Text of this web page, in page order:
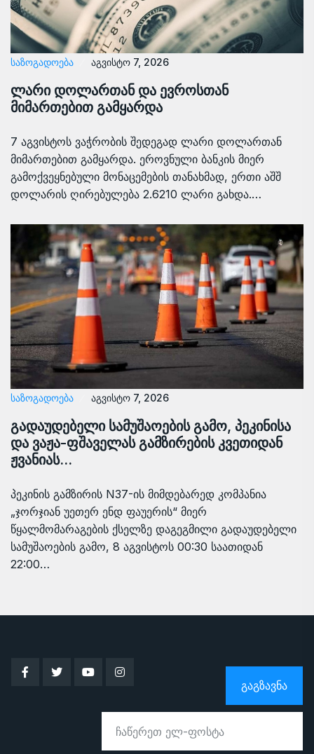
ᲡᲐᲖᲝᲒᲐᲓᲝᲔᲑᲐ აგვისტო 7, 2026
ლარი დოლართან და ევროსთან
მიმართებით გამყარდა
7 აგვისტოს ვაჭრობის შედეგად ლარი დოლართან
მიმართებით გამყარდა. ეროვნული ბანკის მიერ
გამოქვეყნებული მონაცემების თანახმად, ერთი აშშ
დოლარის ღირებულება 2.6210 ლარი გახდა.…
ᲡᲐᲖᲝᲒᲐᲓᲝᲔᲑᲐ აგვისტო 7, 2026
გადაუდებელი სამუშაოების გამო, პეკინისა
და ვაჟა-ფშაველას გამზირების კვეთიდან
ჟვანიას…
პეკინის გამზირის N37-ის მიმდებარედ კომპანია
„ჯორჯიან უეთერ ენდ ფაუერის“ მიერ
წყალმომარაგების ქსელზე დაგეგმილი გადაუდებელი
სამუშაოების გამო, 8 აგვისტოს 00:30 საათიდან
22:00…
ᲒᲐᲒᲖᲐᲕᲜᲐ